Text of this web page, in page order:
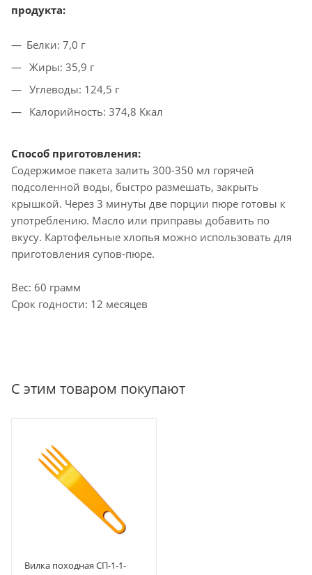
продукта:
Белки: 7,0 г
Жиры: 35,9 г
Углеводы: 124,5 г
Калорийность: 374,8 Ккал
Способ приготовления:
Содержимое пакета залить 300-350 мл горячей
подсоленной воды, быстро размешать, закрыть
крышкой. Через 3 минуты две порции пюре готовы к
употреблению. Масло или приправы добавить по
вкусу. Картофельные хлопья можно использовать для
приготовления супов-пюре.
Вес: 60 грамм
Срок годности: 12 месяцев
С этим товаром покупают
Вилка походная СП-1-1-